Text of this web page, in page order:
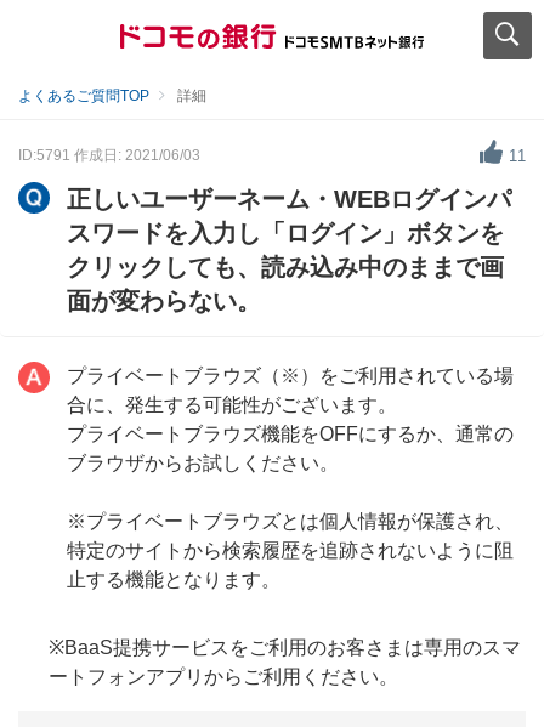
よくあるご質問TOP 詳細
ID:5791 作成日: 2021/06/03 11
正しいユーザーネーム・WEBログインパ
スワードを入力し「ログイン」ボタンを
クリックしても、読み込み中のままで画
面が変わらない。
プライベートブラウズ（※）をご利用されている場
合に、発生する可能性がございます。
プライベートブラウズ機能をOFFにするか、通常の
ブラウザからお試しください。
※プライベートブラウズとは個人情報が保護され、
特定のサイトから検索履歴を追跡されないように阻
止する機能となります。
※BaaS提携サービスをご利用のお客さまは専用のスマ
ートフォンアプリからご利用ください。